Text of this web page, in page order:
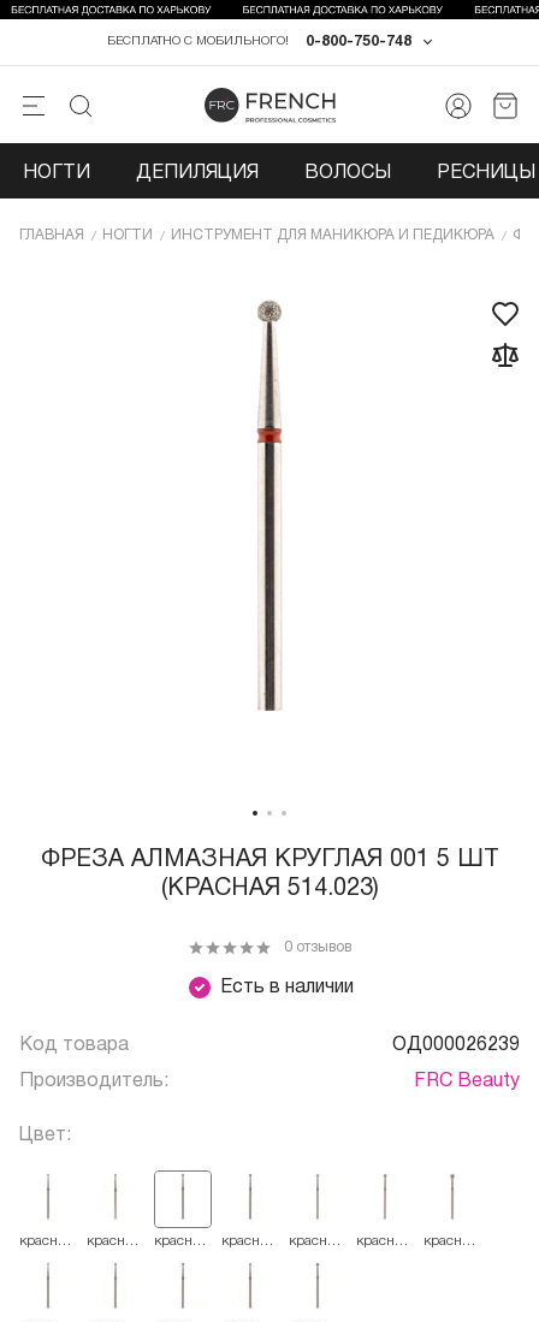
0-800-750-748
БЕСПЛАТНО С МОБИЛЬНОГО!
НОГТИ ДЕПИЛЯЦИЯ ВОЛОСЫ РЕСНИЦЫ
ГЛАВНАЯ НОГТИ ИНCТРУМЕНТ ДЛЯ МАНИКЮРА И ПЕДИКЮРА
ФРЕЗА АЛМАЗНАЯ КРУГЛАЯ 001 5 ШТ
(КРАСНАЯ 514.023)
Есть в наличии
0 отзывов
Код товара ОД000026239
Производитель: FRC Beauty
Цвет:
красная
красная
красная
красная
красная
красная
красная